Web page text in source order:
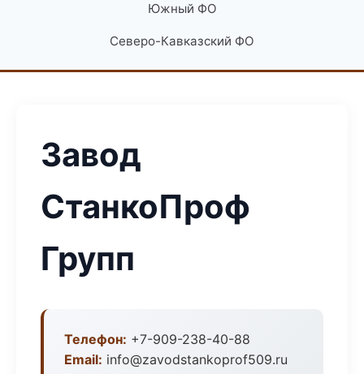
Южный ФО
Северо-Кавказский ФО
Завод
СтанкоПроф
Групп
Телефон: +7-909-238-40-88
Email: info@zavodstankoprof509.ru